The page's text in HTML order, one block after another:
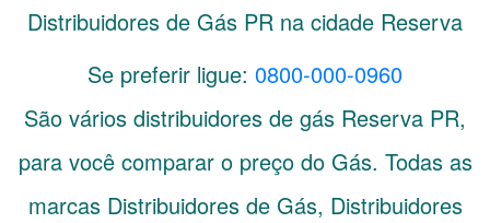
Distribuidores de Gás PR na cidade Reserva
Se preferir ligue: 0800-000-0960
São vários distribuidores de gás Reserva PR,
para você comparar o preço do Gás. Todas as
marcas Distribuidores de Gás, Distribuidores